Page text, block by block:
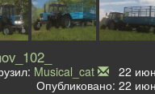
Musical_cat
22
Опубликовано: 22